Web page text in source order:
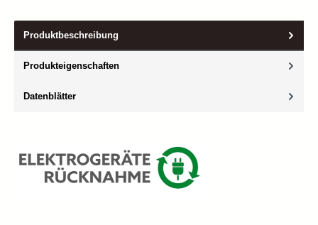
Produktbeschreibung
Produkteigenschaften
Datenblätter